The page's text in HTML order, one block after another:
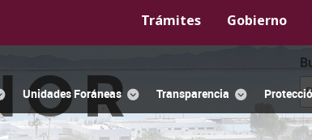
Trámites Gobierno
Unidades Foráneas Transparencia